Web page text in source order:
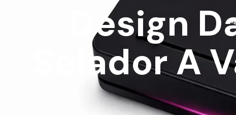
Design
Selador A